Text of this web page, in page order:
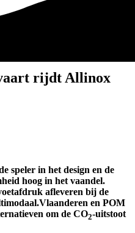
rijdt Allinox
speler in het design en de
hoog in het vaandel.
afleveren bij de
en POM
om de CO2-uitstoot